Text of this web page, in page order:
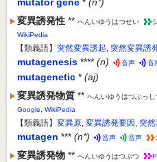
変異誘発性 ** へんいゆうはつせい
WikiPedia
【類義語】 突然変異誘起, 突然変異誘
mutagenesis **** (n) 音声 音
mutagenetic * (aj)
変異誘発物質 ** へんいゆうはつぶっし
Google
WikiPedia
【類義語】 変異原, 変異誘発要因 , 突
mutagen *** (n*) 音声 音声
変異誘発物 ** へんいゆうはつぶつ